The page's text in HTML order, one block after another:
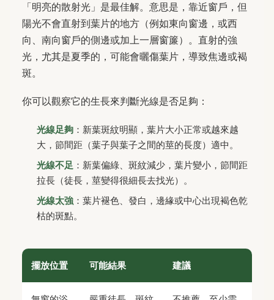
「明亮的散射光」是最佳解。意思是，靠近窗戶，但
陽光不會直射到葉片的地方（例如東向窗邊，或西
向、南向窗戶的側邊或加上一層窗簾）。直射的強
光，尤其是夏季的，可能會曬傷葉片，導致焦邊或褐
斑。
你可以觀察它的生長來判斷光線是否足夠：
光線足夠 ：新葉斑紋明顯，葉片大小正常或越來越
大，節間距（葉子與葉子之間的莖的長度）適中。
光線不足 ：新葉偏綠、斑紋減少，葉片變小，節間距
拉長（徒長，莖變得很細長去找光）。
光線太強 ：葉片褪色、發白，邊緣或中心出現褐色乾
枯的斑點。
擺放位置 可能結果 建議